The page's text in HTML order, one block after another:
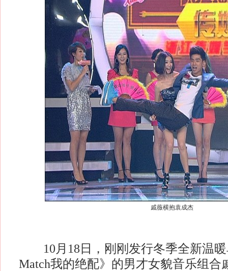
戚薇横抱袁成杰
10月18日，刚刚发行冬季全新温暖
Match我的绝配》的男才女貌音乐组合